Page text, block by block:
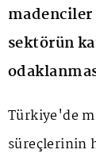
sektörün
Türkiye'de
süreçlerinin